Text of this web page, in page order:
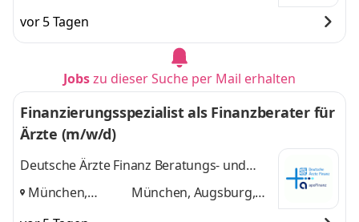
vor 5 Tagen
Jobszu dieser Suche per Mail erhalten
Finanzierungsspezialist als Finanzberater für
Ärzte (m/w/d)
Deutsche Ärzte Finanz Beratungs- und
Vermittlungs AG
München,
München, Augsburg,